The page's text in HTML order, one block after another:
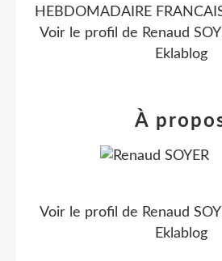
HEBDOMADAIRE
Voir le profil de Renaud
Eklablog
À
Voir le profil de Renaud
Eklablog